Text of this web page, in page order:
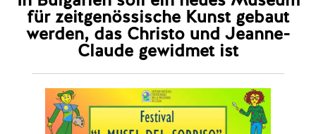
für zeitgenössische Kunst gebaut
werden, das Christo und Jeanne-
Claude gewidmet ist